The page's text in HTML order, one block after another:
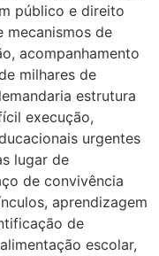
público e direito
mecanismos de
acompanhamento
milhares de
estrutura
execução,
urgentes
lugar de
de convivência
aprendizagem
de
escolar,